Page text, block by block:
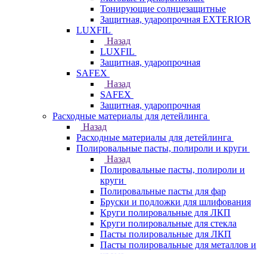
Тонирующие солнцезащитные
Защитная, ударопрочная EXTERIOR
LUXFIL
Назад
LUXFIL
Защитная, ударопрочная
SAFEX
Назад
SAFEX
Защитная, ударопрочная
Расходные материалы для детейлинга
Назад
Расходные материалы для детейлинга
Полировальные пасты, полироли и круги
Назад
Полировальные пасты, полироли и
круги
Полировальные пасты для фар
Бруски и подложки для шлифования
Круги полировальные для ЛКП
Круги полировальные для стекла
Пасты полировальные для ЛКП
Пасты полировальные для металлов и